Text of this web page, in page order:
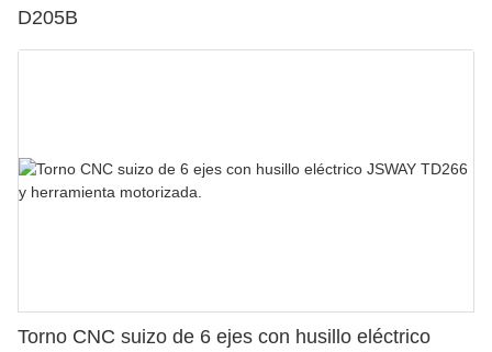
D205B
Torno CNC suizo de 6 ejes con husillo eléctrico